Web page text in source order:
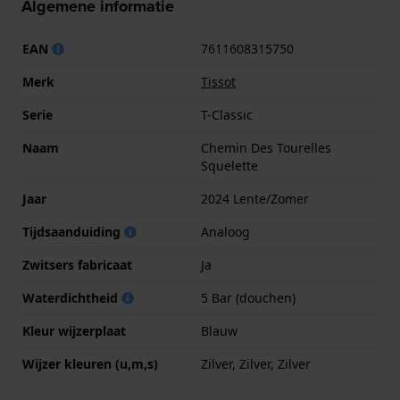
Algemene informatie
EAN
7611608315750
Merk
Tissot
Serie
T-Classic
Naam
Chemin Des Tourelles
Squelette
Jaar
2024 Lente/Zomer
Tijdsaanduiding
Analoog
Zwitsers fabricaat
Ja
Waterdichtheid
5 Bar (douchen)
Kleur wijzerplaat
Blauw
Wijzer kleuren (u,m,s)
Zilver, Zilver, Zilver